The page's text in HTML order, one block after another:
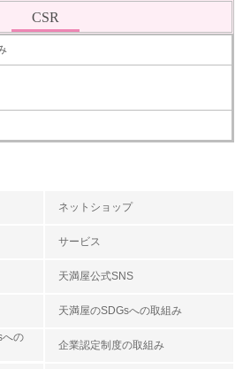
CSR
ネットショップ
サービス
天満屋公式SNS
天満屋のSDGsへの取組み
への
企業認定制度の取組み